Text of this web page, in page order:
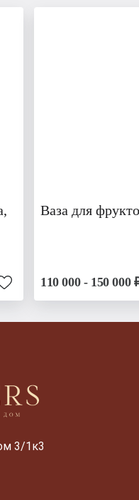
Ваза для
110 000 - 150 000
3/1к3